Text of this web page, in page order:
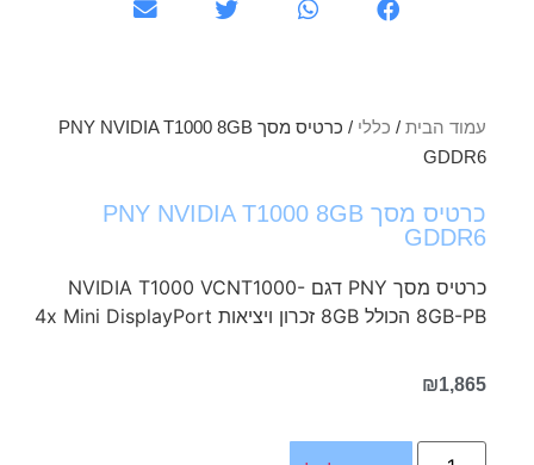
עמוד הבית / כללי
/ כרטיס מסך PNY NVIDIA T1000 8GB
GDDR6
כרטיס מסך PNY NVIDIA T1000 8GB
GDDR6
כרטיס מסך PNY דגם NVIDIA T1000 VCNT1000-
8GB-PB הכולל 8GB זכרון ויציאות 4x Mini DisplayPort
₪1,865